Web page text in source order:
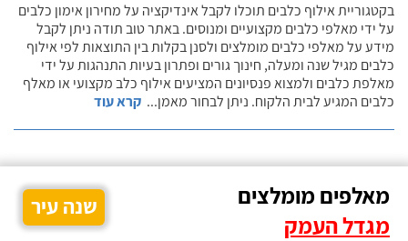
בקטגוריית אילוף כלבים תוכלו לקבל אינדיקציה על מחירון אימון כלבים
על ידי מאלפי כלבים מקצועיים ומנוסים. באתר טוב תודה ניתן לקבל
מידע על מאלפי כלבים מומלצים ולסנן בקלות בין התוצאות לפי אילוף
כלבים מגיל שנה ומעלה, חינוך גורים ופתרון בעיות התנהגות על ידי
מאלפת כלבים ולמצוא פנסיונים המציעים אילוף כלב מקצועי או מאלף
כלבים המגיע לבית הלקוח. ניתן לבחור מאמן... קרא עוד
מאלפים מומלצים
מגדל העמק
שנה עיר